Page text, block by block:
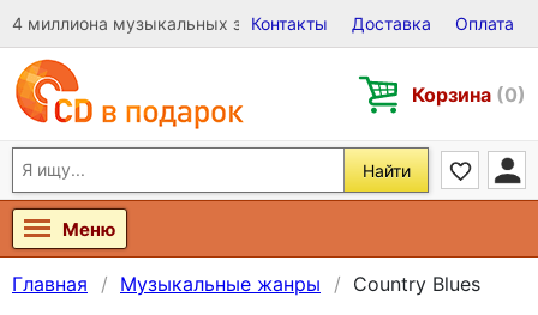
4 миллиона музыкальных записей на Виниле, CD и DVD
Контакты Доставка Оплата
Корзина (0)
Найти
Меню
Главная Музыкальные жанры Country Blues